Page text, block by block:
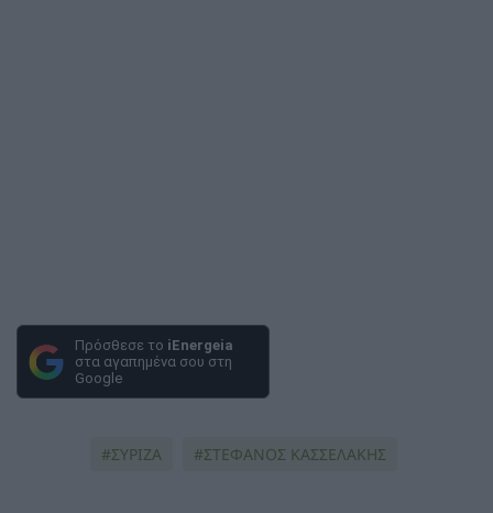
Πρόσθεσε το iEnergeia
στα αγαπημένα σου στη
Google
ΣΥΡΙΖΑ ΣΤΕΦΑΝΟΣ ΚΑΣΣΕΛΑΚΗΣ